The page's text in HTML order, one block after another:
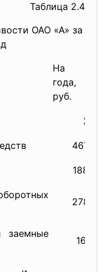
Таблица 2.4
ОАО «А» за
На
года,
руб.
2
46744
18872
27872
заемные
1681